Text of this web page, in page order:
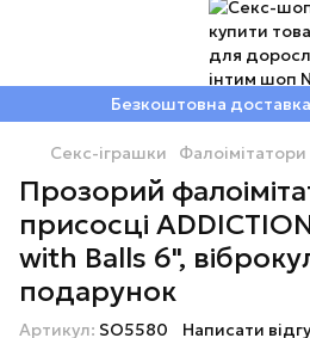
Безкоштовна
Секс-іграшки
Прозорий
присосці
with Balls 6",
подарунок
Артикул: SO5580 Написати